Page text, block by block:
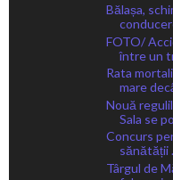
Bălașa,
FOTO/
între un
Rata
mare
Nouă
Sala se
Concurs
sănătății
Târgul de